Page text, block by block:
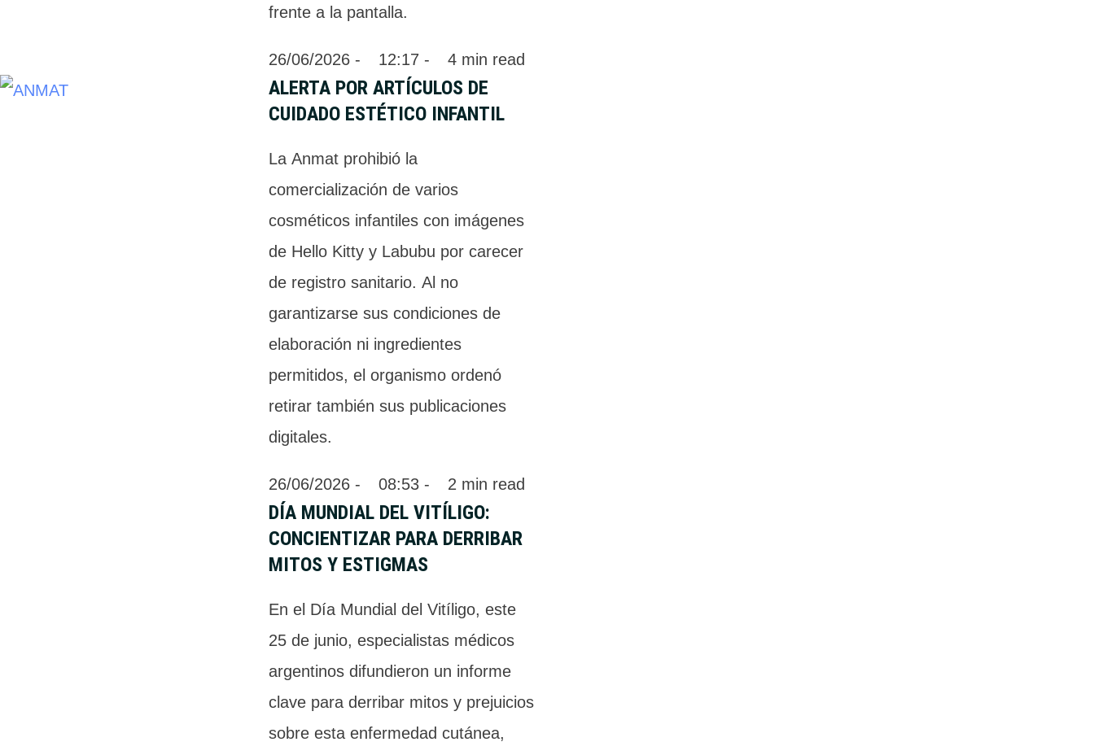
frente a la pantalla.
26/06/2026 - 12:17 - 4 min read
ALERTA POR ARTÍCULOS DE
CUIDADO ESTÉTICO INFANTIL
La Anmat prohibió la
comercialización de varios
cosméticos infantiles con imágenes
de Hello Kitty y Labubu por carecer
de registro sanitario. Al no
garantizarse sus condiciones de
elaboración ni ingredientes
permitidos, el organismo ordenó
retirar también sus publicaciones
digitales.
26/06/2026 - 08:53 - 2 min read
DÍA MUNDIAL DEL VITÍLIGO:
CONCIENTIZAR PARA DERRIBAR
MITOS Y ESTIGMAS
En el Día Mundial del Vitíligo, este
25 de junio, especialistas médicos
argentinos difundieron un informe
clave para derribar mitos y prejuicios
sobre esta enfermedad cutánea,